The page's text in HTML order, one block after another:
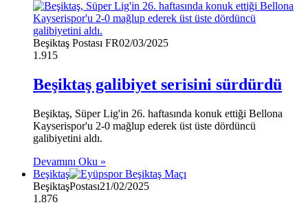
Beşiktaş Postası FR02/03/2025
1.915
Beşiktaş galibiyet serisini sürdürdü
Beşiktaş, Süper Lig'in 26. haftasında konuk ettiği Bellona
Kayserispor'u 2-0 mağlup ederek üst üste dördüncü
galibiyetini aldı.
Devamını Oku »
Beşiktaş
BeşiktaşPostası21/02/2025
1.876